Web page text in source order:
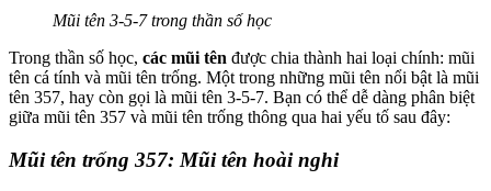
Mũi tên 3-5-7 trong thần số học
Trong thần số học, các mũi tên được chia thành hai loại chính: mũi
tên cá tính và mũi tên trống. Một trong những mũi tên nổi bật là mũi
tên 357, hay còn gọi là mũi tên 3-5-7. Bạn có thể dễ dàng phân biệt
giữa mũi tên 357 và mũi tên trống thông qua hai yếu tố sau đây:
Mũi tên trống 357: Mũi tên hoài nghi